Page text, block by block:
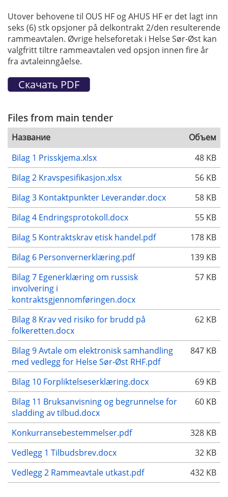
Utover behovene til OUS HF og AHUS HF er det lagt inn
seks (6) stk opsjoner på delkontrakt 2/den resulterende
rammeavtalen. Øvrige helseforetak i Helse Sør-Øst kan
valgfritt tiltre rammeavtalen ved opsjon innen fire år
fra avtaleinngåelse.
Files from main tender
Название
Объем
Bilag 1 Prisskjema.xlsx
48 KB
Bilag 2 Kravspesifikasjon.xlsx
56 KB
Bilag 3 Kontaktpunkter Leverandør.docx
58 KB
Bilag 4 Endringsprotokoll.docx
55 KB
Bilag 5 Kontraktskrav etisk handel.pdf
178 KB
Bilag 6 Personvernerklæring.pdf
139 KB
Bilag 7 Egenerklæring om russisk
involvering i
kontraktsgjennomføringen.docx
57 KB
Bilag 8 Krav ved risiko for brudd på
folkeretten.docx
62 KB
Bilag 9 Avtale om elektronisk samhandling
med vedlegg for Helse Sør-Øst RHF.pdf
847 KB
Bilag 10 Forpliktelseserklæring.docx
69 KB
Bilag 11 Bruksanvisning og begrunnelse for
sladding av tilbud.docx
60 KB
Konkurransebestemmelser.pdf
328 KB
Vedlegg 1 Tilbudsbrev.docx
32 KB
Vedlegg 2 Rammeavtale utkast.pdf
432 KB